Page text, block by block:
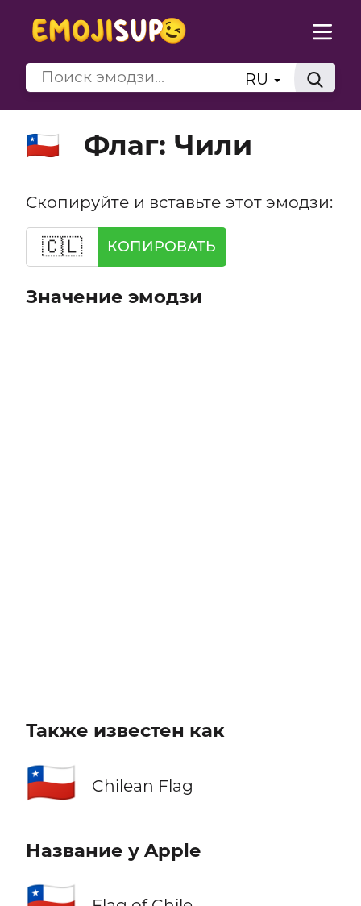
RU
🇨🇱 Флаг: Чили
Скопируйте и вставьте этот эмодзи:
🇨🇱 КОПИРОВАТЬ
Значение эмодзи
Также известен как
🇨🇱 Chilean Flag
Название у Apple